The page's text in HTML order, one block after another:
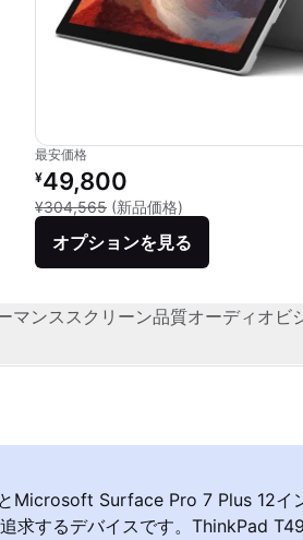
最安価格
リファービッシュ品の価格：
¥49,800
¥304,565 (新品価格)
オプションを見る
マンススクリーン品質オーディオビ
Microsoft Surface Pro 7 Plus 12イ
求するデバイスです。ThinkPad